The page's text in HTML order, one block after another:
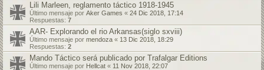
Lili Marleen, reglamento táctico 1918-1945
Último mensaje por Aker Games « 24 Dic 2018, 17:14
Respuestas: 7
AAR- Explorando el rio Arkansas(siglo sxviii)
Último mensaje por mendoza « 13 Dic 2018, 18:29
Respuestas: 2
Mando Táctico será publicado por Trafalgar Editions
Último mensaje por Hellcat « 11 Nov 2018, 22:07